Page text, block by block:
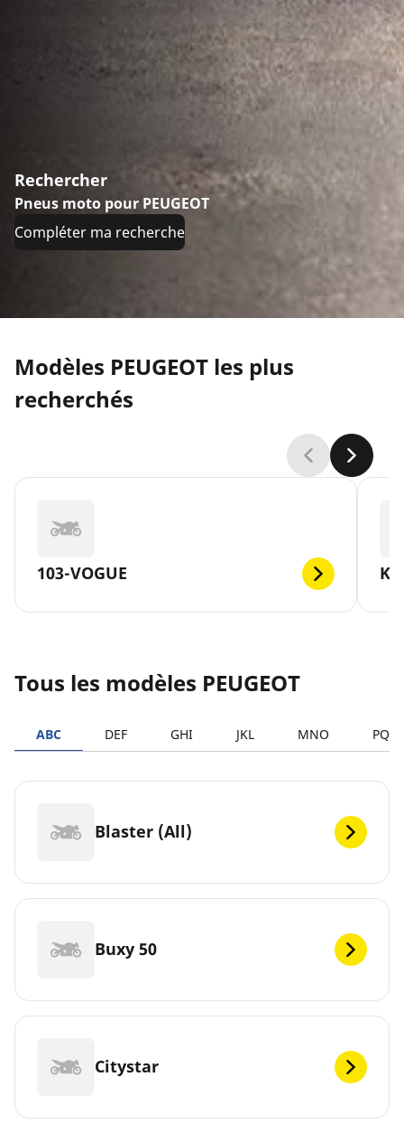
Rechercher
Pneus moto pour PEUGEOT
Compléter ma recherche
Modèles PEUGEOT les plus
recherchés
103-VOGUE
Tous les modèles PEUGEOT
ABC DEF GHI JKL MNO PQRS
Blaster (All)
Buxy 50
Citystar